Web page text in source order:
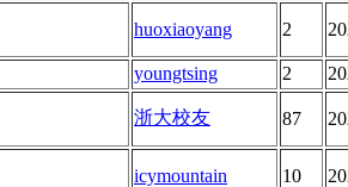
huoxiaoyang 2
youngtsing 2
浙大校友 87
icymountain 10